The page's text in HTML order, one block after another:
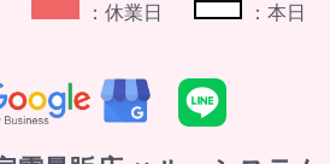
：休業日 ：本日